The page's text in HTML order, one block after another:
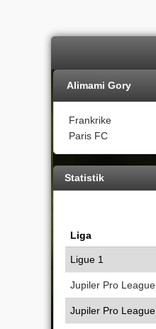
Alimami Gory
Frankrike
Paris FC
Statistik
Liga
Ligue 1
Jupiler Pro League
Jupiler Pro League